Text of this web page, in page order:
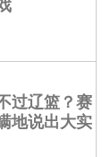
过辽篮？赛
地说出大实